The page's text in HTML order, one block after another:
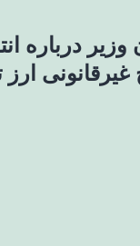
درباره
غیرقانونی